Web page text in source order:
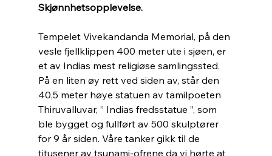
Skjønnhetsopplevelse.
Tempelet Vivekandanda Memorial, på den
vesle fjellklippen 400 meter ute i sjøen, er
et av Indias mest religiøse samlingssted.
På en liten øy rett ved siden av, står den
40,5 meter høye statuen av tamilpoeten
Thiruvalluvar, ” Indias fredsstatue ”, som
ble bygget og fullført av 500 skulptører
for 9 år siden. Våre tanker gikk til de
titusener av tsunami-ofrene da vi hørte at